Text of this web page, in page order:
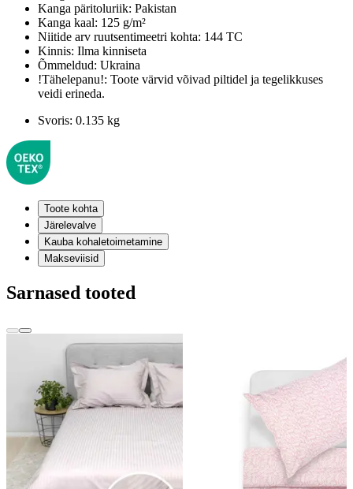
Kanga päritoluriik: Pakistan
Kanga kaal: 125 g/m²
Niitide arv ruutsentimeetri kohta: 144 TC
Kinnis: Ilma kinniseta
Õmmeldud: Ukraina
!Tähelepanu!: Toote värvid võivad piltidel ja tegelikkuses
veidi erineda.
Svoris: 0.135 kg
Toote kohta
Järelevalve
Kauba kohaletoimetamine
Makseviisid
Sarnased tooted